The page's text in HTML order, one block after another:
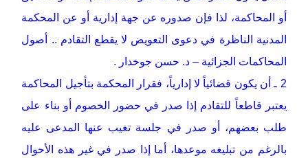
أو المحاكمة، لذا فإن صدوره عن جهة إدارية أو عن المحكمة
المدنية الناظرة في دعوى التعويض لا يقطع التقادم .. أصول
المحاكمات الجزائية – د. حسن جوخدار .
2 ـ أن يكون قضائياً لا إدارياً، فقرار المحكمة بتأجيل المحاكمة
يعتبر قاطعاً للتقادم إذا صدر في حضور الخصوم أو بناء على
طلب بعضهم، أو صدر في جلسة تغيب عنها المدعى عليه
بالرغم من تبليغه موعدها، أما إذا صدر في غير هذه الأحوال